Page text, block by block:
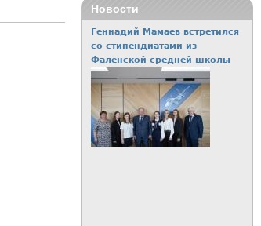
Новости
Геннадий Мамаев встретился
со стипендиатами из
Фалёнской средней школы